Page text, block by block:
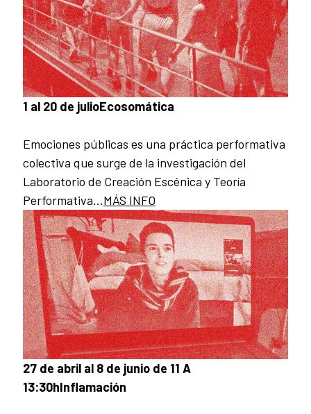
1 al 20 de julioEcosomática
Emociones públicas es una práctica performativa
colectiva que surge de la investigación del
Laboratorio de Creación Escénica y Teoría
Performativa...MÁS INFO
27 de abril al 8 de junio de 11 A
13:30hInflamación